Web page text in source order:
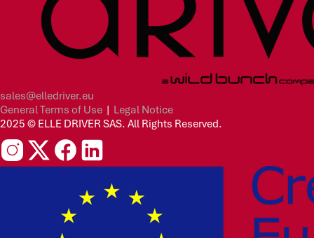
sales@elledriver.eu
General Terms of Use | Legal Notice
2025 © ELLE DRIVER SAS. All Rights Reserved.